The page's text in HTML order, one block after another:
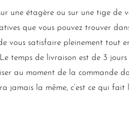
une étagère ou sur une tige de
que vous pouvez trouver
vous satisfaire pleinement tout
temps de livraison est de 3
au moment de la commande
jamais la même, c’est ce qui